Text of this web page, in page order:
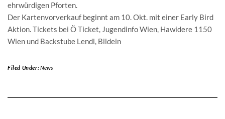
ehrwürdigen Pforten.
Der Kartenvorverkauf beginnt am 10. Okt. mit einer Early Bird
Aktion. Tickets bei Ö Ticket, Jugendinfo Wien, Hawidere 1150
Wien und Backstube Lendl, Bildein
Filed Under:News